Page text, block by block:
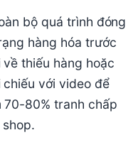
bộ quá trình đóng
hàng hóa trước
thiếu hàng hoặc
với video để
70-80% tranh chấp